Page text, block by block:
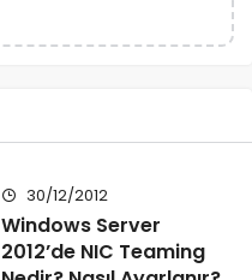
30/12/2012
Windows Server
2012’de NIC Teaming